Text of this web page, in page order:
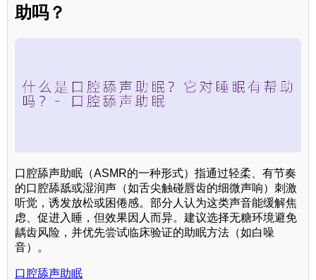
助吗？
口腔舔声助眠（ASMR的一种形式）指通过轻柔、有节奏
的口腔舔舐或湿润声（如舌尖触碰唇齿的细微声响）刺激
听觉，诱发放松或困倦感。部分人认为这类声音能缓解焦
虑、促进入睡，但效果因人而异。建议选择无糖环境避免
龋齿风险，并优先尝试临床验证的助眠方法（如白噪
音）。
口腔舔声助眠